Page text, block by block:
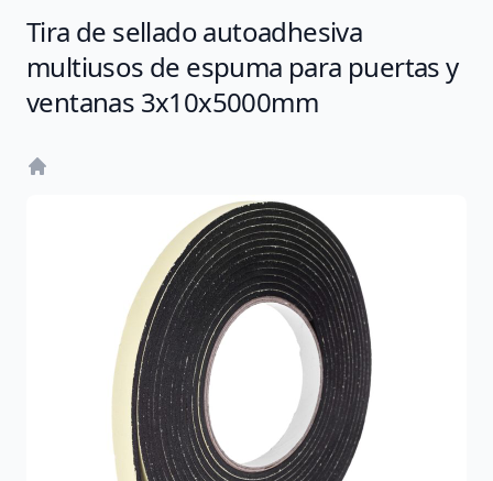
Tira de sellado autoadhesiva
multiusos de espuma para puertas y
ventanas 3x10x5000mm